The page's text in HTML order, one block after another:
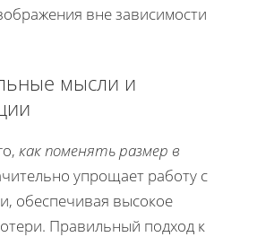
вне зависимости
мысли и
как поменять размер в
упрощает работу с
обеспечивая высокое
Правильный подход к